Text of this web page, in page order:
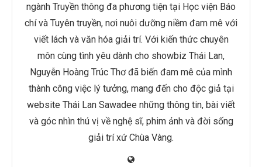
ngành Truyền thông đa phương tiện tại Học viện Báo
chí và Tuyên truyền, nơi nuôi dưỡng niềm đam mê với
viết lách và văn hóa giải trí. Với kiến thức chuyên
môn cùng tình yêu dành cho showbiz Thái Lan,
Nguyễn Hoàng Trúc Thơ đã biến đam mê của mình
thành công việc lý tưởng, mang đến cho độc giả tại
website Thái Lan Sawadee những thông tin, bài viết
và góc nhìn thú vị về nghệ sĩ, phim ảnh và đời sống
giải trí xứ Chùa Vàng.